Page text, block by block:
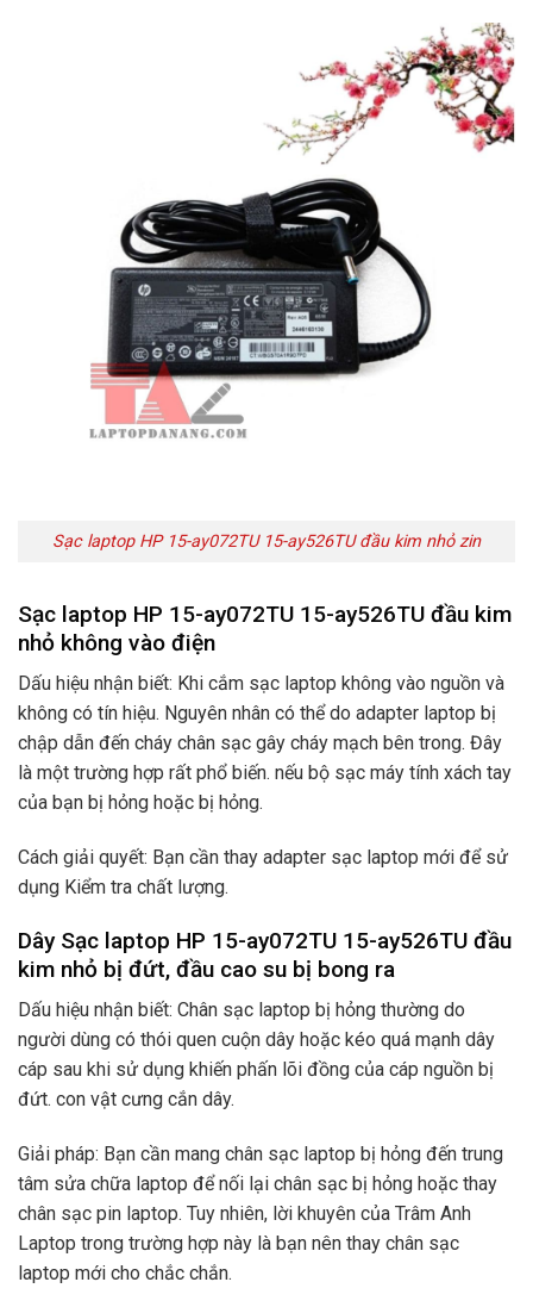
Sạc laptop HP 15-ay072TU 15-ay526TU đầu kim nhỏ zin
Sạc laptop HP 15-ay072TU 15-ay526TU đầu kim
nhỏ không vào điện
Dấu hiệu nhận biết: Khi cắm sạc laptop không vào nguồn và
không có tín hiệu. Nguyên nhân có thể do adapter laptop bị
chập dẫn đến cháy chân sạc gây cháy mạch bên trong. Đây
là một trường hợp rất phổ biến. nếu bộ sạc máy tính xách tay
của bạn bị hỏng hoặc bị hỏng.
Cách giải quyết: Bạn cần thay adapter sạc laptop mới để sử
dụng Kiểm tra chất lượng.
Dây Sạc laptop HP 15-ay072TU 15-ay526TU đầu
kim nhỏ bị đứt, đầu cao su bị bong ra
Dấu hiệu nhận biết: Chân sạc laptop bị hỏng thường do
người dùng có thói quen cuộn dây hoặc kéo quá mạnh dây
cáp sau khi sử dụng khiến phấn lõi đồng của cáp nguồn bị
đứt. con vật cưng cắn dây.
Giải pháp: Bạn cần mang chân sạc laptop bị hỏng đến trung
tâm sửa chữa laptop để nối lại chân sạc bị hỏng hoặc thay
chân sạc pin laptop. Tuy nhiên, lời khuyên của Trâm Anh
Laptop trong trường hợp này là bạn nên thay chân sạc
laptop mới cho chắc chắn.